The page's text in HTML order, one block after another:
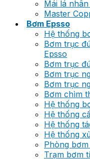
Mái lá
Master
Bơm Epsso
Hệ thống
Bơm trục
Epsso
Bơm trục
Bơm trục
Bơm trục
Bơm chìm
Hệ thống
Hệ thống
Hệ thống
Hệ thống
Phòng
Trạm bơm